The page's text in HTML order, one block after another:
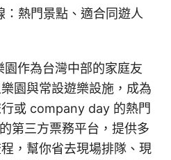
：熱門景點、適合同遊人
作為台灣中部的家庭友
園與常設遊樂設施，成為
或 company day 的熱門
第三方票務平台，提供多
，幫你省去現場排隊、現